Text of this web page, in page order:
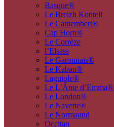
Basque®
Le Breizh Kontell
Le Camembert®
Cap Horn®
Le Corrèze
l’Elsass
Le Garonnais®
Le Kaban®
Laguiole®
Le L’Âme d’Emma®
Le London®
Le Navette®
Le Normaund
Occitan